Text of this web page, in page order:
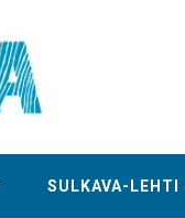
SULKAVA-LEHTI